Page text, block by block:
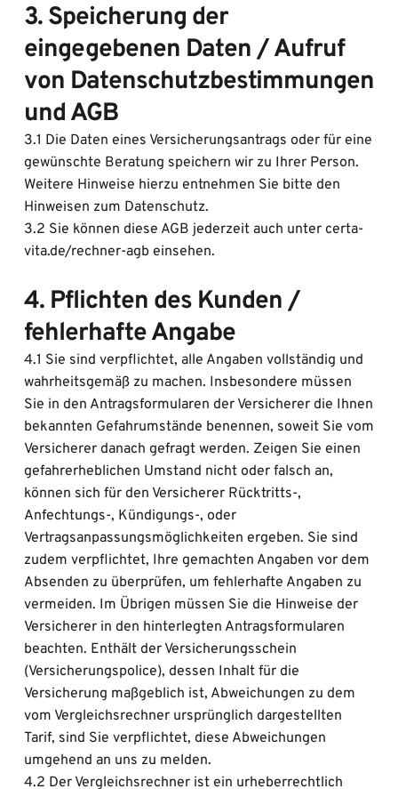
3. Speicherung der
eingegebenen Daten / Aufruf
von Datenschutzbestimmungen
und AGB
3.1 Die Daten eines Versicherungsantrags oder für eine
gewünschte Beratung speichern wir zu Ihrer Person.
Weitere Hinweise hierzu entnehmen Sie bitte den
Hinweisen zum Datenschutz.
3.2 Sie können diese AGB jederzeit auch unter certa-
vita.de/rechner-agb einsehen.
4. Pflichten des Kunden /
fehlerhafte Angabe
4.1 Sie sind verpflichtet, alle Angaben vollständig und
wahrheitsgemäß zu machen. Insbesondere müssen
Sie in den Antragsformularen der Versicherer die Ihnen
bekannten Gefahrumstände benennen, soweit Sie vom
Versicherer danach gefragt werden. Zeigen Sie einen
gefahrerheblichen Umstand nicht oder falsch an,
können sich für den Versicherer Rücktritts-,
Anfechtungs-, Kündigungs-, oder
Vertragsanpassungsmöglichkeiten ergeben. Sie sind
zudem verpflichtet, Ihre gemachten Angaben vor dem
Absenden zu überprüfen, um fehlerhafte Angaben zu
vermeiden. Im Übrigen müssen Sie die Hinweise der
Versicherer in den hinterlegten Antragsformularen
beachten. Enthält der Versicherungsschein
(Versicherungspolice), dessen Inhalt für die
Versicherung maßgeblich ist, Abweichungen zu dem
vom Vergleichsrechner ursprünglich dargestellten
Tarif, sind Sie verpflichtet, diese Abweichungen
umgehend an uns zu melden.
4.2 Der Vergleichsrechner ist ein urheberrechtlich